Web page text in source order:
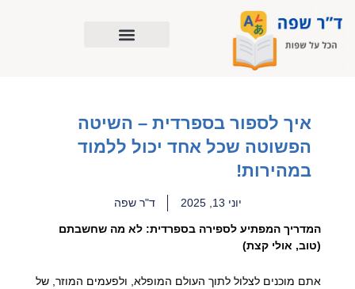
לתוכן
איך לספור בספרדית – השיטה
הפשוטה שכל אחד יכול ללמוד
במהירות!
יוני 13, 2025 ד"ר שפה
המדריך המפתיע לספירה בספרדית: לא מה שחשבתם
(טוב, אולי קצת)
אתם מוכנים לצלול לתוך העולם המופלא, ולפעמים המוזר, של